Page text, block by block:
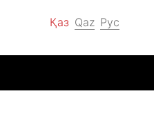
Қаз Qaz Рус